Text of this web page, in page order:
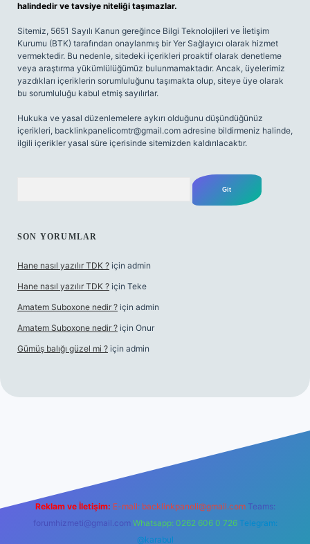
halindedir ve tavsiye niteliği taşımazlar.
Sitemiz, 5651 Sayılı Kanun gereğince Bilgi Teknolojileri ve İletişim
Kurumu (BTK) tarafından onaylanmış bir Yer Sağlayıcı olarak hizmet
vermektedir. Bu nedenle, sitedeki içerikleri proaktif olarak denetleme
veya araştırma yükümlülüğümüz bulunmamaktadır. Ancak, üyelerimiz
yazdıkları içeriklerin sorumluluğunu taşımakta olup, siteye üye olarak
bu sorumluluğu kabul etmiş sayılırlar.
Hukuka ve yasal düzenlemelere aykırı olduğunu düşündüğünüz
içerikleri, backlinkpanelicomtr@gmail.com adresine bildirmeniz halinde,
ilgili içerikler yasal süre içerisinde sitemizden kaldırılacaktır.
SON YORUMLAR
Hane nasıl yazılır TDK ? için admin
Hane nasıl yazılır TDK ? için Teke
Amatem Suboxone nedir ? için admin
Amatem Suboxone nedir ? için Onur
Gümüş balığı güzel mi ? için admin
Reklam ve İletişim: E-mail: backlinkpaneli@gmail.com Teams:
forumhizmeti@gmail.com Whatsapp: 0262 606 0 726 Telegram:
@karabul